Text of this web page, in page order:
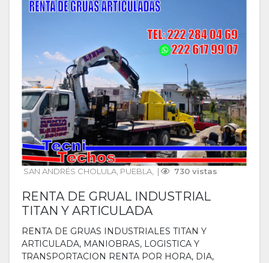
SAN ANDRÉS CHOLULA PUEBLA | 730 vistas
RENTA DE GRUAL INDUSTRIAL
TITAN Y ARTICULADA
RENTA DE GRUAS INDUSTRIALES TITAN Y
ARTICULADA, MANIOBRAS, LOGISTICA Y
TRANSPORTACION RENTA POR HORA, DIA,